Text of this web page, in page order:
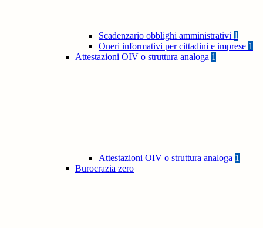
Scadenzario obblighi amministrativi 1
Oneri informativi per cittadini e imprese 1
Attestazioni OIV o struttura analoga 1
Attestazioni OIV o struttura analoga 1
Burocrazia zero